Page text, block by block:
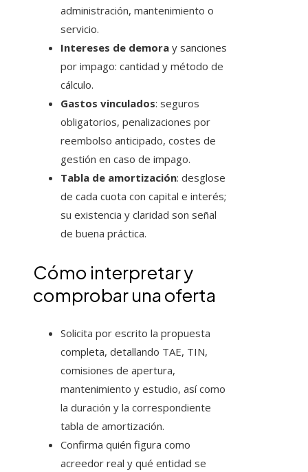
administración, mantenimiento o
servicio.
Intereses de demora y sanciones
por impago: cantidad y método de
cálculo.
Gastos vinculados: seguros
obligatorios, penalizaciones por
reembolso anticipado, costes de
gestión en caso de impago.
Tabla de amortización: desglose
de cada cuota con capital e interés;
su existencia y claridad son señal
de buena práctica.
Cómo interpretar y
comprobar una oferta
Solicita por escrito la propuesta
completa, detallando TAE, TIN,
comisiones de apertura,
mantenimiento y estudio, así como
la duración y la correspondiente
tabla de amortización.
Confirma quién figura como
acreedor real y qué entidad se